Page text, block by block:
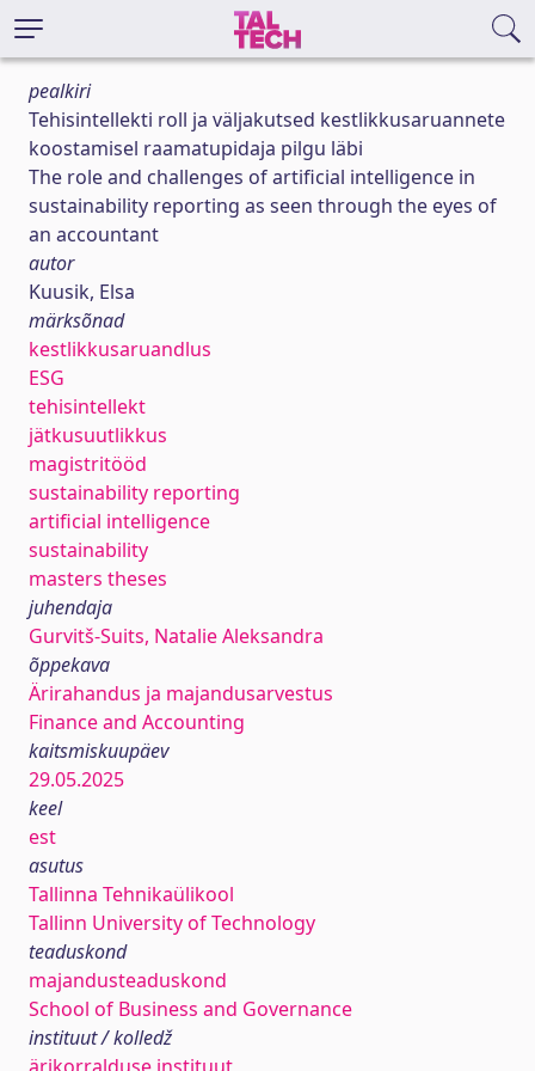
pealkiri
Tehisintellekti roll ja väljakutsed kestlikkusaruannete
koostamisel raamatupidaja pilgu läbi
The role and challenges of artificial intelligence in
sustainability reporting as seen through the eyes of
an accountant
autor
Kuusik, Elsa
märksõnad
kestlikkusaruandlus
ESG
tehisintellekt
jätkusuutlikkus
magistritööd
sustainability reporting
artificial intelligence
sustainability
masters theses
juhendaja
Gurvitš-Suits, Natalie Aleksandra
õppekava
Ärirahandus ja majandusarvestus
Finance and Accounting
kaitsmiskuupäev
29.05.2025
keel
est
asutus
Tallinna Tehnikaülikool
Tallinn University of Technology
teaduskond
majandusteaduskond
School of Business and Governance
instituut / kolledž